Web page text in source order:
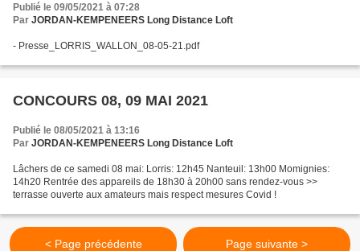
Publié le 09/05/2021 à 07:28
Par JORDAN-KEMPENEERS Long Distance Loft
- Presse_LORRIS_WALLON_08-05-21.pdf
CONCOURS 08, 09 MAI 2021
Publié le 08/05/2021 à 13:16
Par JORDAN-KEMPENEERS Long Distance Loft
Lâchers de ce samedi 08 mai: Lorris: 12h45 Nanteuil: 13h00 Momignies:
14h20 Rentrée des appareils de 18h30 à 20h00 sans rendez-vous >>
terrasse ouverte aux amateurs mais respect mesures Covid !
< Page précédente Page suivante >